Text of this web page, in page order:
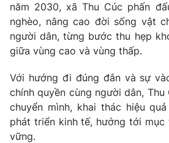
năm 2030, xã Thu Cúc phấn
nghèo, nâng cao đời sống vật
người dân, từng bước thu hẹp
giữa vùng cao và vùng thấp.
Với hướng đi đúng đắn và sự
chính quyền cùng người dân,
chuyển mình, khai thác hiệu
phát triển kinh tế, hướng tới mục
vững.